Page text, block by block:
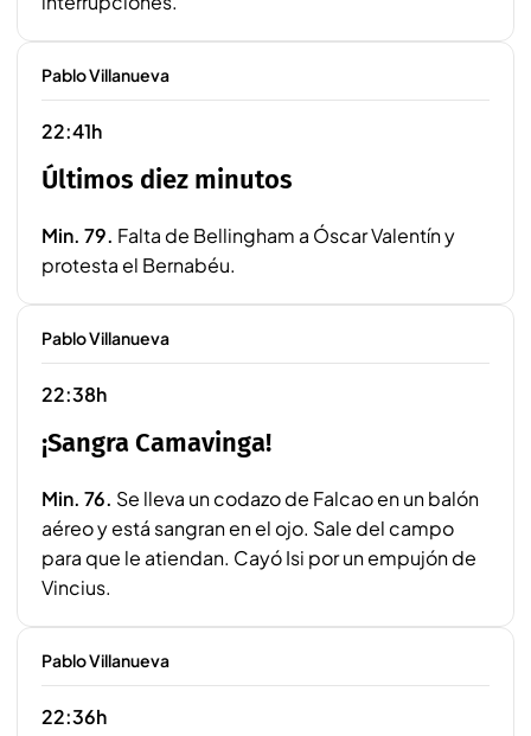
Pablo Villanueva
22:41h
Últimos diez minutos
Min. 79. Falta de Bellingham a Óscar Valentín y
protesta el Bernabéu.
Pablo Villanueva
22:38h
¡Sangra Camavinga!
Min. 76. Se lleva un codazo de Falcao en un balón
aéreo y está sangran en el ojo. Sale del campo
para que le atiendan. Cayó Isi por un empujón de
Vincius.
Pablo Villanueva
22:36h